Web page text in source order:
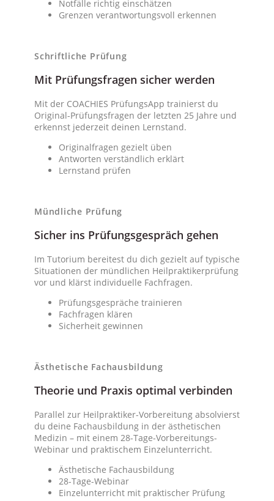
Notfälle richtig einschätzen
Grenzen verantwortungsvoll erkennen
Schriftliche Prüfung
Mit Prüfungsfragen sicher werden
Mit der COACHIES PrüfungsApp trainierst du
Original-Prüfungsfragen der letzten 25 Jahre und
erkennst jederzeit deinen Lernstand.
Originalfragen gezielt üben
Antworten verständlich erklärt
Lernstand prüfen
Mündliche Prüfung
Sicher ins Prüfungsgespräch gehen
Im Tutorium bereitest du dich gezielt auf typische
Situationen der mündlichen Heilpraktikerprüfung
vor und klärst individuelle Fachfragen.
Prüfungsgespräche trainieren
Fachfragen klären
Sicherheit gewinnen
Ästhetische Fachausbildung
Theorie und Praxis optimal verbinden
Parallel zur Heilpraktiker-Vorbereitung absolvierst
du deine Fachausbildung in der ästhetischen
Medizin – mit einem 28-Tage-Vorbereitungs-
Webinar und praktischem Einzelunterricht.
Ästhetische Fachausbildung
28-Tage-Webinar
Einzelunterricht mit praktischer Prüfung